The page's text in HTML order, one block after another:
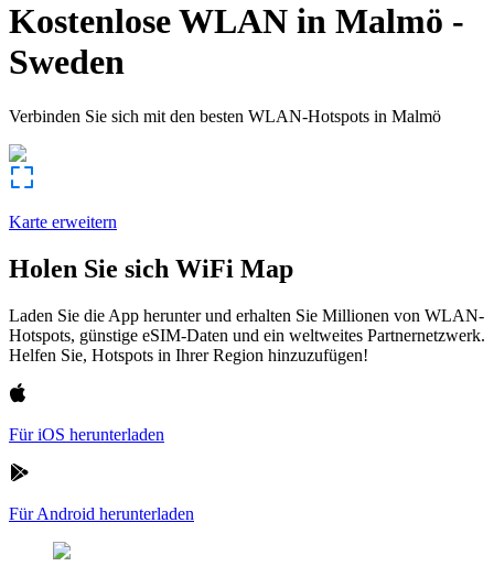
Kostenlose WLAN in Malmö -
Sweden
Verbinden Sie sich mit den besten WLAN-Hotspots in Malmö
Karte erweitern
Holen Sie sich WiFi Map
Laden Sie die App herunter und erhalten Sie Millionen von WLAN-
Hotspots, günstige eSIM-Daten und ein weltweites Partnernetzwerk.
Helfen Sie, Hotspots in Ihrer Region hinzuzufügen!
Für iOS herunterladen
Für Android herunterladen